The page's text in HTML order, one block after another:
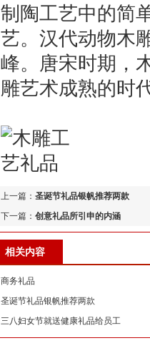
制陶工艺中的简
艺。汉代动物木
峰。唐宋时期，
雕艺术成熟的时
上一篇： 圣诞节礼品银帆推荐两款
下一篇： 创意礼品所引申的内涵
相关内容
商务礼品
圣诞节礼品银帆推荐两款
三八妇女节就送健康礼品给员工